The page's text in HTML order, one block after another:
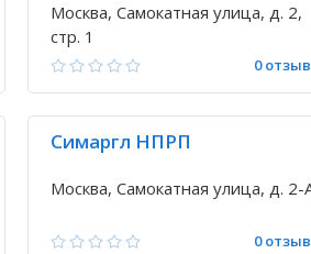
Москва, Самокатная улица, д. 2,
стр. 1
0
Симаргл НПРП
Москва, Самокатная улица, д. 2-
0